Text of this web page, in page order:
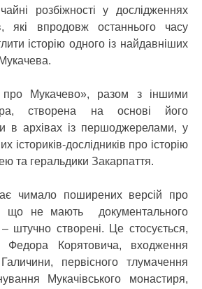
розбіжності у дослідженнях
які впродовж останнього часу
історію одного із найдавніших
про Мукачево», разом з іншими
створена на основі його
в архівах із першоджерелами, у
істориків-дослідників про історію
та геральдики Закарпаття.
чимало поширених версій про
що не мають документального
штучно створені. Це стосується,
Федора Корятовича, входження
первісного тлумачення
Мукачівського монастиря,